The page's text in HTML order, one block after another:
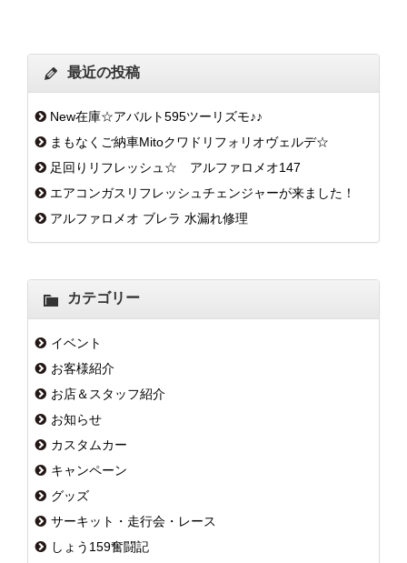
最近の投稿
New在庫☆アバルト595ツーリズモ♪♪
まもなくご納車Mitoクワドリフォリオヴェルデ☆
足回りリフレッシュ☆ アルファロメオ147
エアコンガスリフレッシュチェンジャーが来ました！
アルファロメオ ブレラ 水漏れ修理
カテゴリー
イベント
お客様紹介
お店＆スタッフ紹介
お知らせ
カスタムカー
キャンペーン
グッズ
サーキット・走行会・レース
しょう159奮闘記